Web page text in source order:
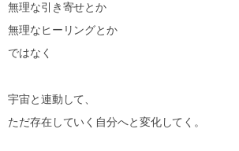
無理な引き寄せとか
無理なヒーリングとか
ではなく
宇宙と連動して、
ただ存在していく自分へと変化してく。